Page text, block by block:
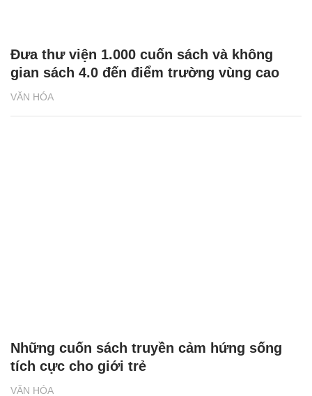
VĂN HÓA
Đưa thư viện 1.000 cuốn sách và không
gian sách 4.0 đến điểm trường vùng cao
VĂN HÓA
Những cuốn sách truyền cảm hứng sống
tích cực cho giới trẻ